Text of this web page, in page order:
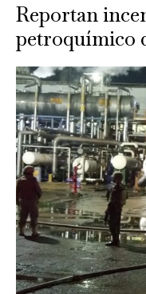
Reportan
petroquímico